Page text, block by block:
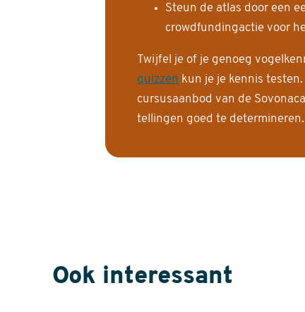
Steun de atlas door een
crowdfundingactie voor
Twijfel je of je genoeg
quizzen kun je je kennis
cursusaanbod van de
tellingen goed te determineren.
Ook interessant